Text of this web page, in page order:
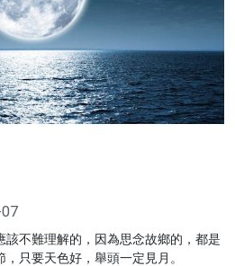
不難理解的，因為思念故鄉的，都是
只要天色好，舉頭一定見月。